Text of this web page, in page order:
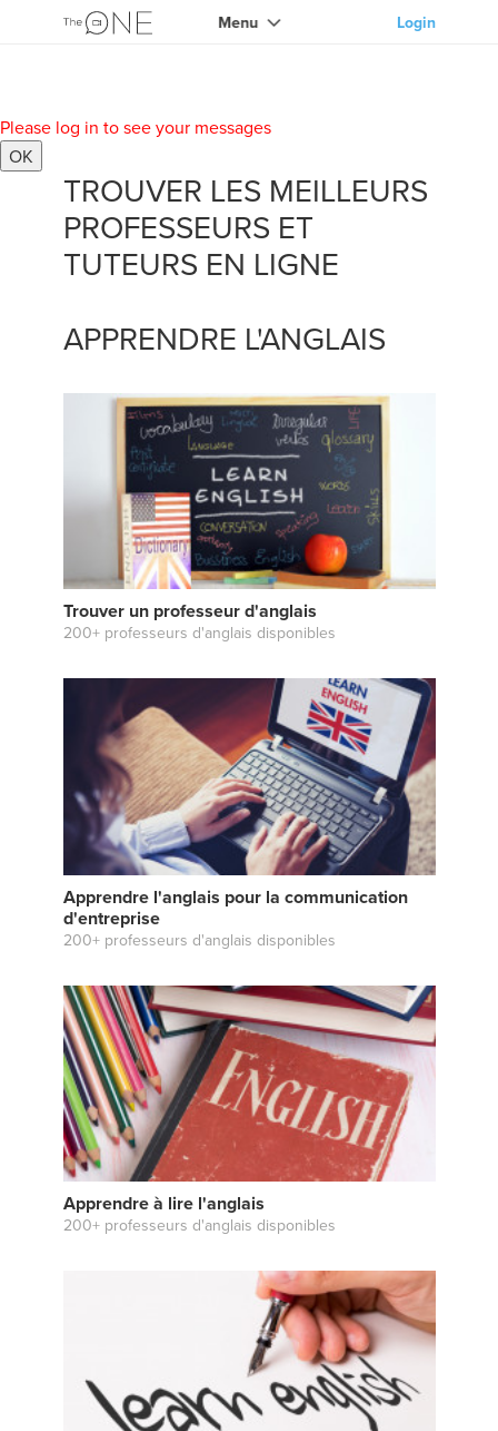
Menu Login
Please log in to see your messages
OK
TROUVER LES MEILLEURS
PROFESSEURS ET
TUTEURS EN LIGNE
APPRENDRE L'ANGLAIS
Trouver un professeur d'anglais
200+ professeurs d'anglais disponibles
Apprendre l'anglais pour la communication
d'entreprise
200+ professeurs d'anglais disponibles
Apprendre à lire l'anglais
200+ professeurs d'anglais disponibles